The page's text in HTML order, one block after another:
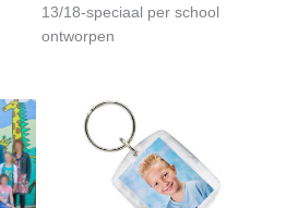
13/18-speciaal per school
ontworpen